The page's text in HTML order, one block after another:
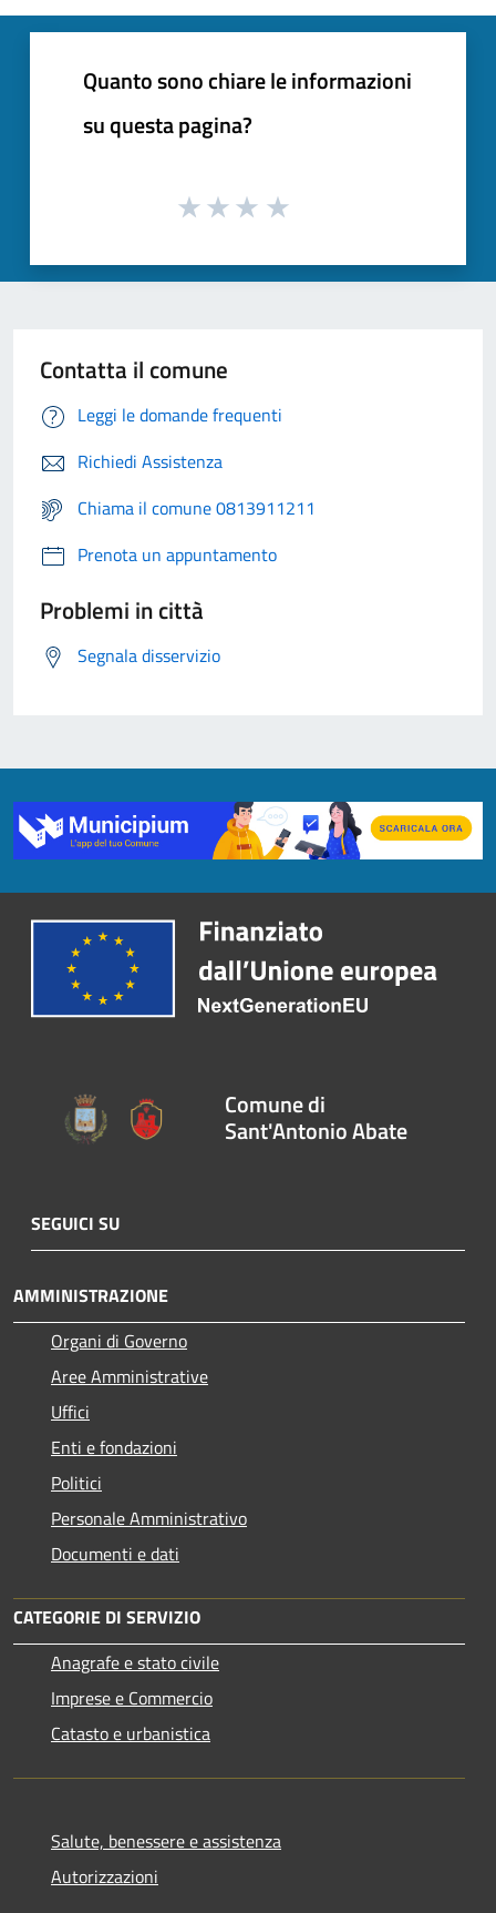
Quanto sono chiare le informazioni
su questa pagina?
Contatta il comune
Leggi le domande frequenti
Richiedi Assistenza
Chiama il comune 0813911211
Prenota un appuntamento
Problemi in città
Segnala disservizio
Comune di
Sant'Antonio Abate
SEGUICI SU
AMMINISTRAZIONE
Organi di Governo
Aree Amministrative
Uffici
Enti e fondazioni
Politici
Personale Amministrativo
Documenti e dati
CATEGORIE DI SERVIZIO
Anagrafe e stato civile
Imprese e Commercio
Catasto e urbanistica
Salute, benessere e assistenza
Autorizzazioni